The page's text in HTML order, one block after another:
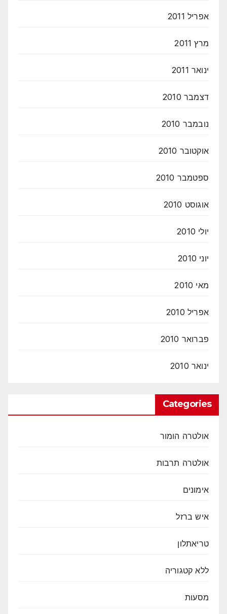
אפריל 2011
מרץ 2011
ינואר 2011
דצמבר 2010
נובמבר 2010
אוקטובר 2010
ספטמבר 2010
אוגוסט 2010
יולי 2010
יוני 2010
מאי 2010
אפריל 2010
פברואר 2010
ינואר 2010
Categories
אולטרה הומור
אולטרה תרבות
אימונים
איש ברזל
טריאתלון
ללא קטגוריה
מסעות